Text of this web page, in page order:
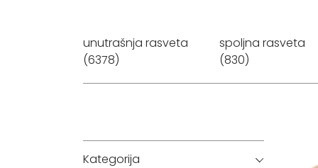
unutrašnja rasveta
(6378)
spoljna rasveta
(830)
Kategorija